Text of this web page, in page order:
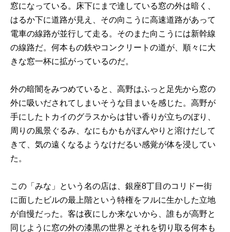
窓になっている。床下にまで達している窓の外は暗く、
はるか下に道路が見え、その向こうに高速道路があって
電車の線路が並行して走る。そのまた向こうには新幹線
の線路だ。何本もの鉄やコンクリートの道が、順々に大
きな窓一杯に拡がっているのだ。
外の暗闇をみつめていると、高野はふっと足先から窓の
外に吸いだされてしまいそうな目まいを感じた。高野が
手にしたトカイのグラスからは甘い香りが立ちのぼり、
周りの風景ぐるみ、なにもかもがぼんやりと溶けだして
きて、気の遠くなるようなけだるい感覚が体を浸してい
た。
この「みな」という名の店は、銀座8丁目のコリドー街
に面したビルの最上階という特権をフルに生かした立地
が自慢だった。客は夜にしか来ないから、誰もが高野と
同じように窓の外の漆黒の世界とそれを切り取る何本も